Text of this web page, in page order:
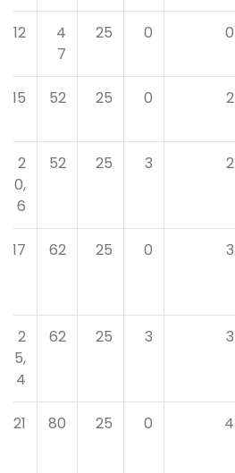
0
0
25
4
7
12
2
0
25
52
15
2
3
25
52
2
0,
6
3
0
25
62
17
3
3
25
62
2
5,
4
4
0
25
80
21